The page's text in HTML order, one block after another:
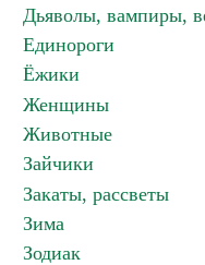
Дьяволы, вампиры,
Единороги
Ёжики
Женщины
Животные
Зайчики
Закаты, рассветы
Зима
Зодиак